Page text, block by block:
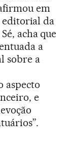
em
editorial da
acha que
a
sobre a
aspecto
e